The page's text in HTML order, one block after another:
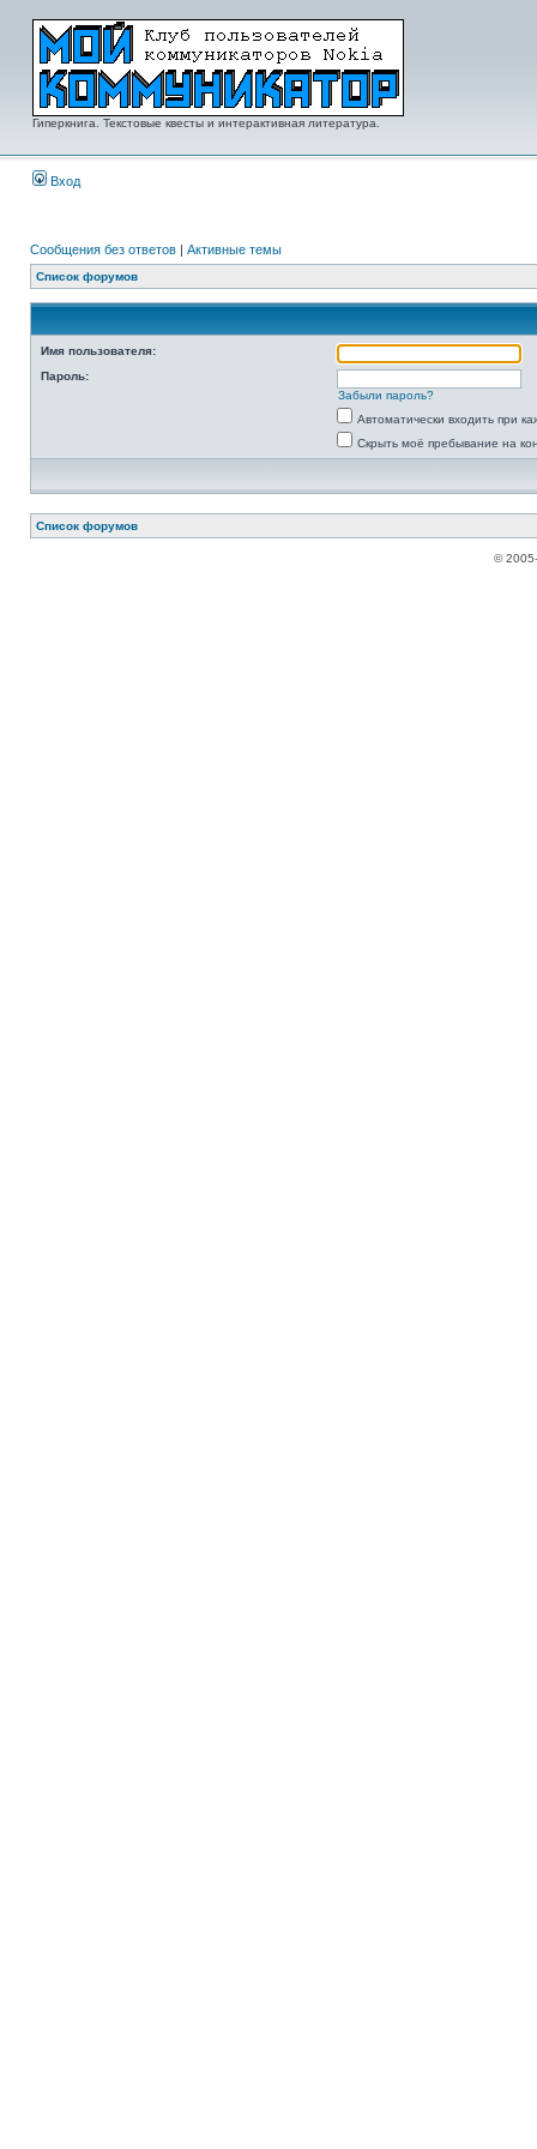
Гиперкнига. Текстовые квесты и интерактивная литература.
Вход
Сообщения без ответов | Активные темы
Список форумов
Имя пользователя:
Пароль:
Забыли пароль?
Автоматически входить при
Скрыть моё пребывание на
Список форумов
©